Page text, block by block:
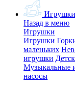
Игрушки
Назад в меню
Игрушки
Игрушки
маленьких
игрушки
Музыкальные
насосы